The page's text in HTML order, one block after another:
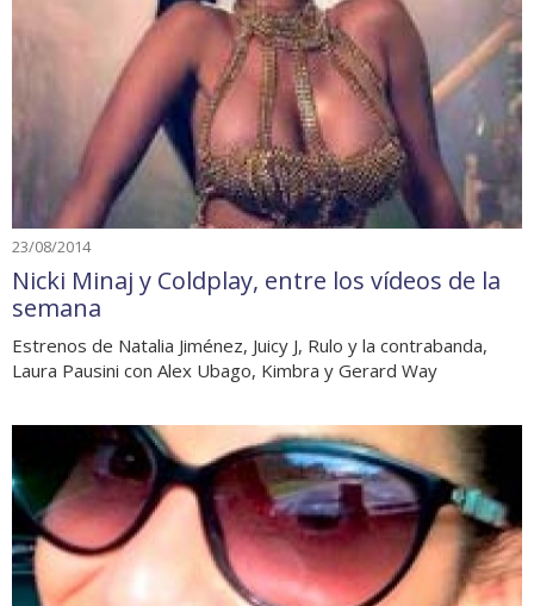
23/08/2014
Nicki Minaj y Coldplay, entre los vídeos de la
semana
Estrenos de Natalia Jiménez, Juicy J, Rulo y la contrabanda,
Laura Pausini con Alex Ubago, Kimbra y Gerard Way